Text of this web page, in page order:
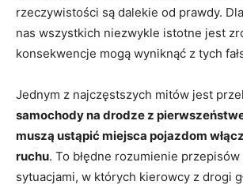
rzeczywistości są dalekie od prawdy.
nas wszystkich niezwykle istotne jest
konsekwencje mogą wyniknąć z tych
Jednym z najczęstszych mitów jest
samochody na drodze z
muszą ustąpić miejsca pojazdom
ruchu. To błędne rozumienie
sytuacjami, w których kierowcy z drogi